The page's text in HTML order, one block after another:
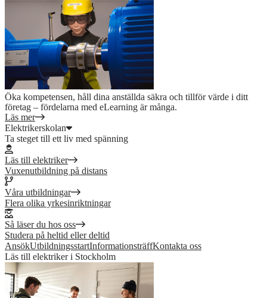
Öka kompetensen, håll dina anställda säkra och tillför värde i ditt
företag – fördelarna med eLearning är många.
Läs mer
Elektrikerskolan
Ta steget till ett liv med spänning
Läs till elektriker
Vuxenutbildning på distans
Våra utbildningar
Flera olika yrkesinriktningar
Så läser du hos oss
Studera på heltid eller deltid
AnsökUtbildningsstartInformationsträffKontakta oss
Läs till elektriker i Stockholm